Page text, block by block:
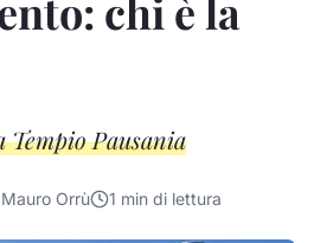
chi è la
Tempio Pausania
Mauro Orrù 1 min di lettura